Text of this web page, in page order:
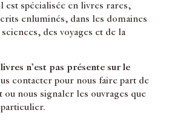
est spécialisée en livres rares,
enluminés, dans les domaines
des voyages et de la
n’est pas présente sur le
contacter pour nous faire part de
ou nous signaler les ouvrages que